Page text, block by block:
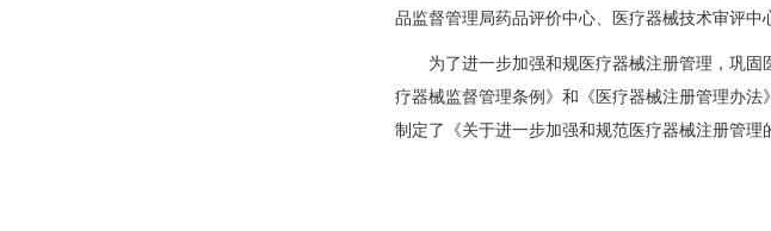
品监督管理局药品评价中心、医疗器械技术审评中
为了进一步加强和规医疗器械注册管理，巩
疗器械监督管理条例》和《医疗器械注册管理办
制定了《关于进一步加强和规范医疗器械注册管理
国家食品药品